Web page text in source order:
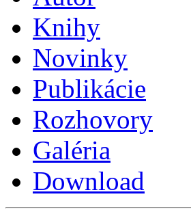
Knihy
Novinky
Publikácie
Rozhovory
Galéria
Download